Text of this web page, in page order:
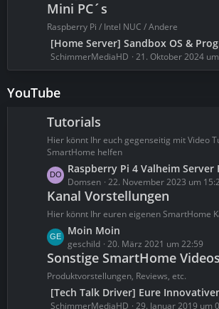
B
i
r
g
t
z
e
i
r
ä
g
e
Mini PC´s
Raspberry Pi / Intel NUC / Andere
L
e
t
z
t
e
B
e
i
t
r
ä
g
e
[Home Server] Sandbox OS & Programme mit
SchimmerMediaHD 21. Oktober 2024
YouTube
Tutorials
Hier könnt Ihr euch gegenseitig mit Video
SmartHome helfen
L
e
t
z
e
B
i
Raspberry Pi 4 Valheim Server
Domsen 22. November 2023 um
Kanal Vorstellungen
Hier könnt Ihr euren eigenen SmartHome
L
e
t
z
e
Moin Moin
geschild 20. März 2021 um 22:59
Sonstige SmartHome Videos
Produktvorstellungen, Reviews, etc.
L[Tech Talk Driver] Eure
SchimmerMediaHD 29. Januar 2019 um